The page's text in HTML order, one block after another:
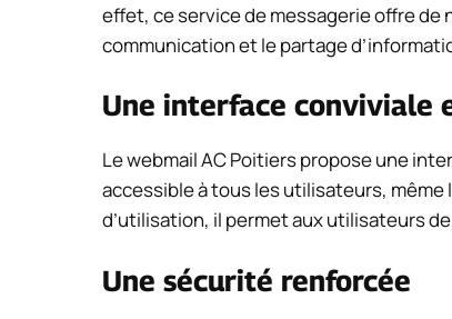
effet, ce service de messagerie offre
communication et le partage
Une interface conviviale
Le webmail AC Poitiers propose une
accessible à tous les utilisateurs,
d’utilisation, il permet aux utilisateurs
Une sécurité renforcée